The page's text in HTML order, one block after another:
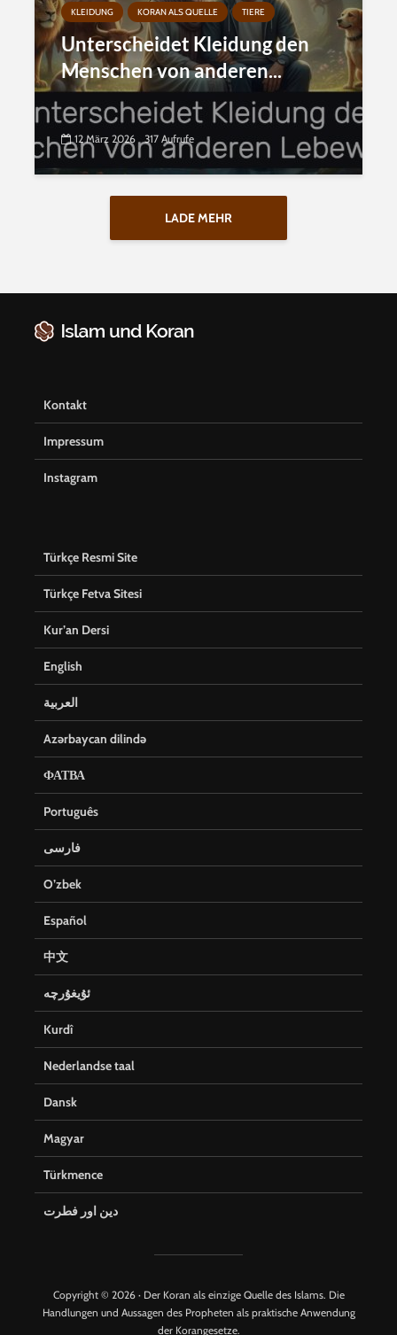
KLEIDUNG
KORAN ALS QUELLE TIERE
Unterscheidet Kleidung den
Menschen von anderen...
12 März 2026 317 Aufrufe
LADE MEHR
Kontakt
Impressum
Instagram
Türkçe Resmi Site
Türkçe Fetva Sitesi
Kur’an Dersi
English
العربية
Azərbaycan dilində
ФАТВА
Português
فارسی
O’zbek
Español
中文
ئۇيغۇرچە
Kurdî
Nederlandse taal
Dansk
Magyar
Türkmence
دین اور فطرت
Copyright © 2026 · Der Koran als einzige Quelle des Islams. Die
Handlungen und Aussagen des Propheten als praktische Anwendung
der Korangesetze.